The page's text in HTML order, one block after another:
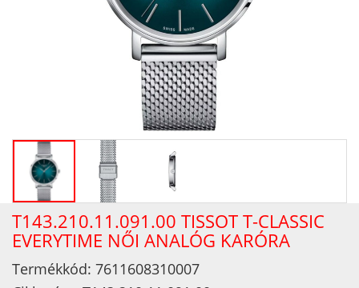
T143.210.11.091.00 TISSOT T-CLASSIC
EVERYTIME NŐI ANALÓG KARÓRA
Termékkód: 7611608310007